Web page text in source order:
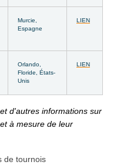
Murcie,
Espagne
LIEN
Orlando,
Floride, États-
Unis
LIEN
d'autres informations sur
à mesure de leur
de tournois